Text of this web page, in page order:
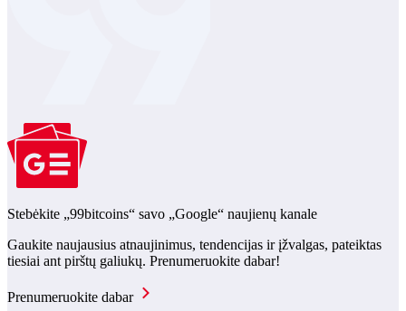
Stebėkite „99bitcoins“ savo „Google“ naujienų kanale
Gaukite naujausius atnaujinimus, tendencijas ir įžvalgas, pateiktas
tiesiai ant pirštų galiukų. Prenumeruokite dabar!
Prenumeruokite dabar